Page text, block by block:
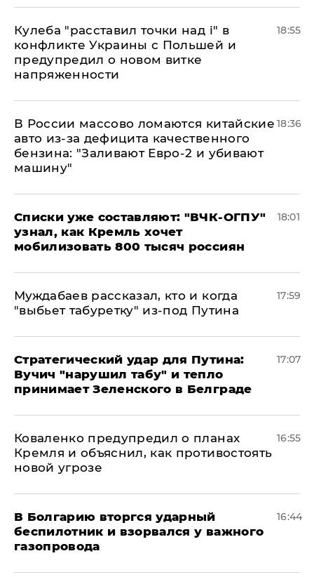
Кулеба "расставил точки над і" в
конфликте Украины с Польшей и
предупредил о новом витке
напряженности
18:55
В России массово ломаются китайские
авто из-за дефицита качественного
бензина: "Заливают Евро-2 и убивают
машину"
18:36
Списки уже составляют: "ВЧК-ОГПУ"
узнал, как Кремль хочет
мобилизовать 800 тысяч россиян
18:01
Муждабаев рассказал, кто и когда
"выбьет табуретку" из-под Путина
17:59
Стратегический удар для Путина:
Вучич "нарушил табу" и тепло
принимает Зеленского в Белграде
17:07
Коваленко предупредил о планах
Кремля и объяснил, как противостоять
новой угрозе
16:55
В Болгарию вторгся ударный
беспилотник и взорвался у важного
газопровода
16:44